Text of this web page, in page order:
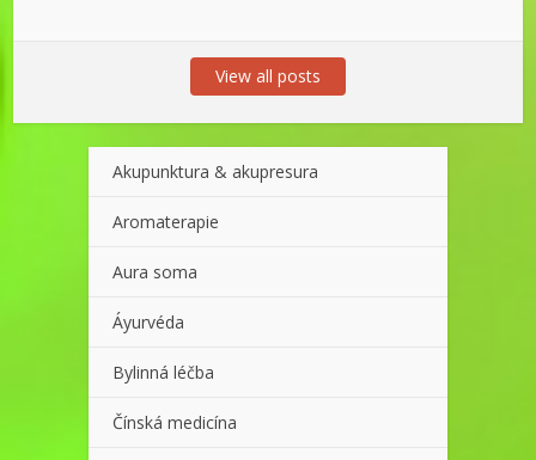
View all posts
Akupunktura & akupresura
Aromaterapie
Aura soma
Áyurvéda
Bylinná léčba
Čínská medicína